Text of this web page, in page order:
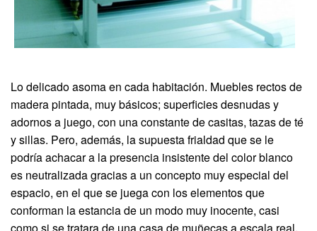
Lo delicado asoma en cada habitación. Muebles rectos de
madera pintada, muy básicos; superficies desnudas y
adornos a juego, con una constante de casitas, tazas de té
y sillas. Pero, además, la supuesta frialdad que se le
podría achacar a la presencia insistente del color blanco
es neutralizada gracias a un concepto muy especial del
espacio, en el que se juega con los elementos que
conforman la estancia de un modo muy inocente, casi